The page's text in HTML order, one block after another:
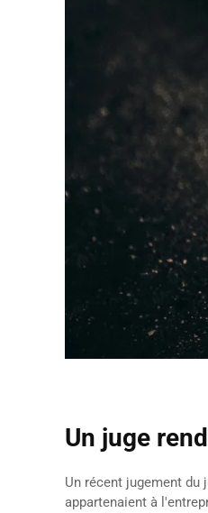
Un juge
Un récent jugement
appartenaient à